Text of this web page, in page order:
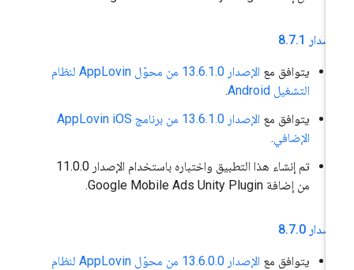
8
7.1
يتوافق مع
الإصدار 13.6.1.0 من محوّل AppLovin لنظام
التشغيل Android
.
يتوافق مع
الإصدار 13.6.1.0 من برنامج AppLovin iOS
الإضافي.
تم إنشاء هذا التطبيق واختباره باستخدام الإصدار 11.0.0
من إضافة Google Mobile Ads Unity Plugin.
8
. 7.0
يتوافق مع
الإصدار 13.6.0.0 من محوّل AppLovin لنظام